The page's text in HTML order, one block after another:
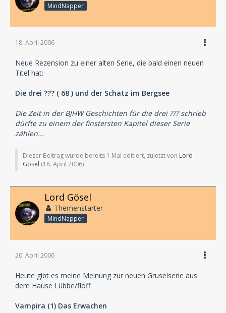
MindNapper
18. April 2006
Neue Rezension zu einer alten Serie, die bald einen neuen
Titel hat:
Die drei ??? ( 68 ) und der Schatz im Bergsee
Die Zeit in der BJHW Geschichten für die drei ??? schrieb
dürfte zu einem der finstersten Kapitel dieser Serie
zählen...
Dieser Beitrag wurde bereits 1 Mal editiert, zuletzt von Lord
Gösel (18. April 2006)
Lord Gösel
Themenstarter
MindNapper
20. April 2006
Heute gibt es meine Meinung zur neuen Gruselserie aus
dem Hause Lübbe/floff:
Vampira (1) Das Erwachen